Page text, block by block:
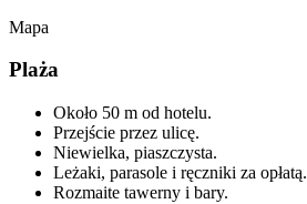
Mapa
Plaża
Około 50 m od hotelu.
Przejście przez ulicę.
Niewielka, piaszczysta.
Leżaki, parasole i ręczniki za opłatą.
Rozmaite tawerny i bary.